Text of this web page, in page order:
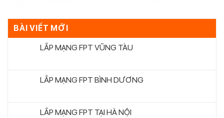
BÀI VIẾT MỚI
LẮP MẠNG FPT VŨNG TÀU
LẮP MẠNG FPT BÌNH DƯƠNG
LẮP MẠNG FPT TẠI HÀ NỘI